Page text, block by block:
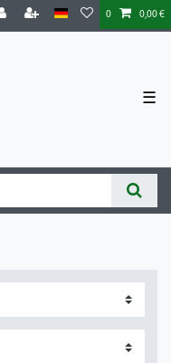
0 0,00 €
☰